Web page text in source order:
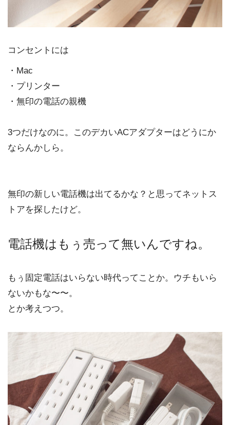
コンセントには
・Mac
・プリンター
・無印の電話の親機
3つだけなのに。このデカいACアダプターはどうにか
ならんかしら。
無印の新しい電話機は出てるかな？と思ってネットス
トアを探したけど。
電話機はもぅ売って無いんですね。
もぅ固定電話はいらない時代ってことか。ウチもいら
ないかもな〜〜。
とか考えつつ。